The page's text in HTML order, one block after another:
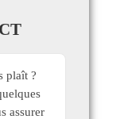
plaît ?
assurer